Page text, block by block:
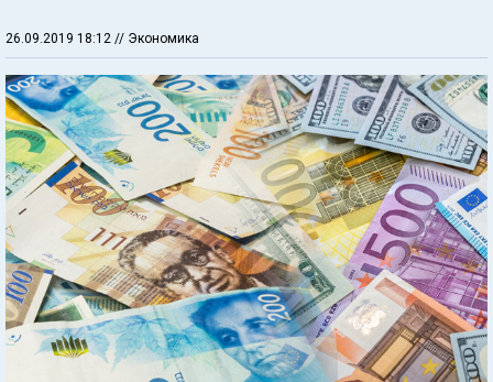
26.09.2019 18:12 // Экономика